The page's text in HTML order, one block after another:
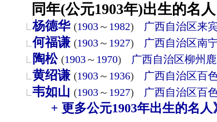
同年(公元1903年)出生的名
杨德华 (1903 ～ 1982) 广西自治区来
何福谦 (1903 ～ 1927) 广西自治区南
陶松 (1903 ～ 1970) 广西自治区柳州
黄绍谦 (1903 ～ 1936) 广西自治区百
韦如山 (1903 ～ 1927) 广西自治区百
+ 更多公元1903年出生的名人